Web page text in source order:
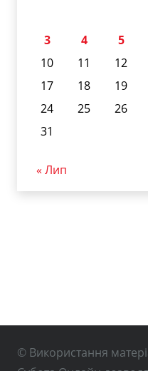
3
4 5
10
11 12
17
18 19
24
25 26
31
« Лип
© Використання